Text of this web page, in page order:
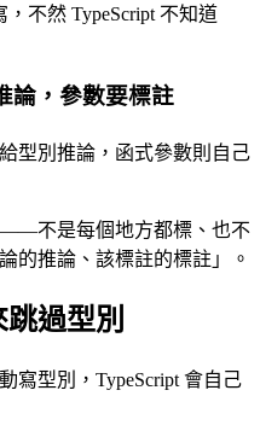
，不然 TypeScript 不知道
論，參數要標註
型別推論，函式參數則自己
不是每個地方都標、也不
的推論、該標註的標註」。
跳過型別
寫型別，TypeScript 會自己